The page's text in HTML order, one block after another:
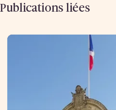
Publications liées